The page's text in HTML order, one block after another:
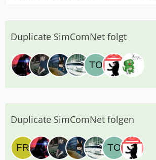
Duplicate SimComNet folgt
Duplicate SimComNet folgen